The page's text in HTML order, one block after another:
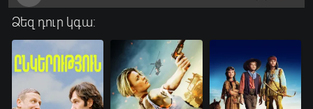
Ձեզ դուր կգա: